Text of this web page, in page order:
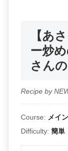
【あ
ー炒
さん
Recipe by
Course: メイン
Difficulty: 簡単